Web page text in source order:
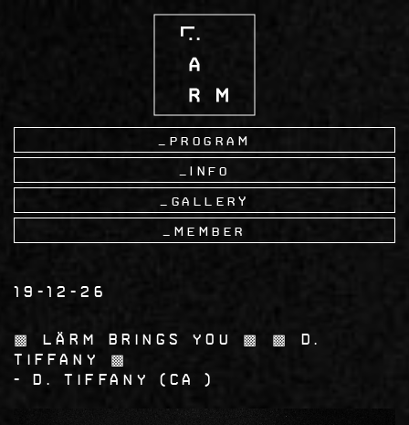
Program
Info
Gallery
Member
19-12-26
▩ LÄRM brings you ▩ ▩ D.
Tiffany ▩
D. Tiffany
CA